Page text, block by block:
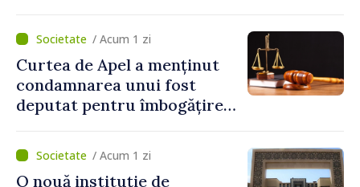
/ Acum 1 zi
Curtea de Apel a menținut
condamnarea unui fost
deputat pentru îmbogățire
statului peste 2,4 milioane
de lei
/ Acum 1 zi
O nouă instituție de